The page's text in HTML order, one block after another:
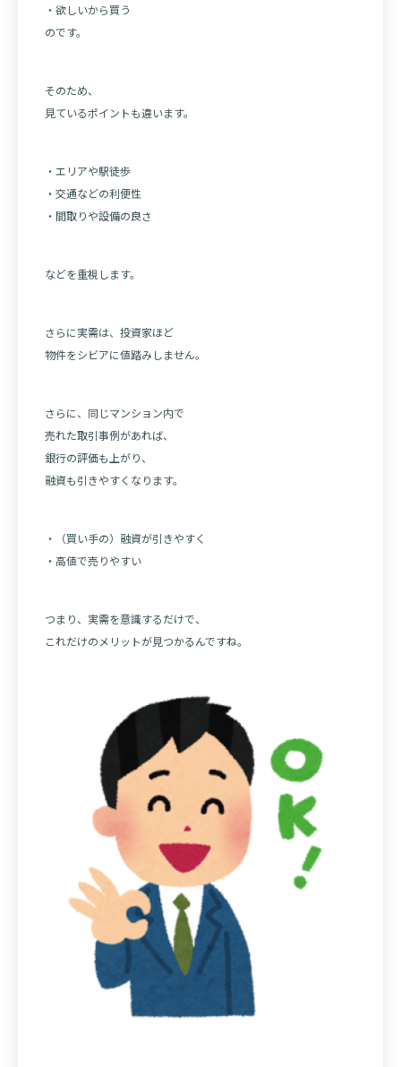
・欲しいから買う
のです。
そのため、
見ているポイントも違います。
・エリアや駅徒歩
・交通などの利便性
・間取りや設備の良さ
などを重視します。
さらに実需は、投資家ほど
物件をシビアに値踏みしません。
さらに、同じマンション内で
売れた取引事例があれば、
銀行の評価も上がり、
融資も引きやすくなります。
・（買い手の）融資が引きやすく
・高値で売りやすい
つまり、実需を意識するだけで、
これだけのメリットが見つかるんですね。